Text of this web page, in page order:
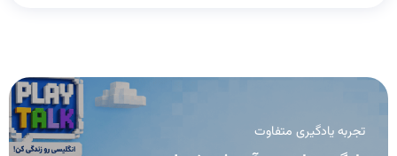
تجربه یادگیری متفاوت